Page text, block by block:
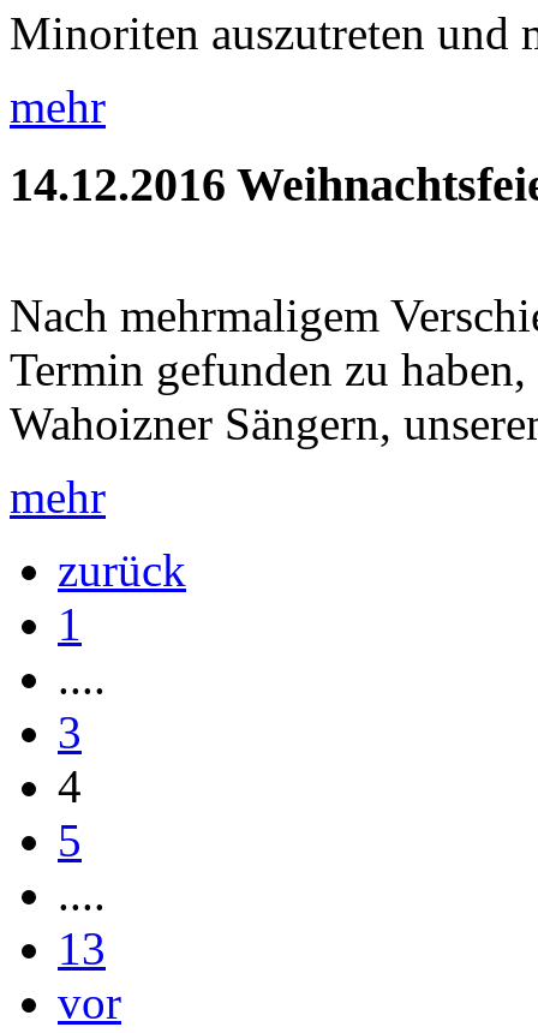
Minoriten auszutreten und
mehr
14.12.2016
Nach mehrmaligem
Termin gefunden zu
Wahoizner Sängern,
mehr
zurück
1
....
3
4
5
....
13
vor